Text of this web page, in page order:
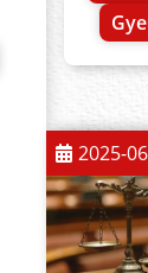
2025-